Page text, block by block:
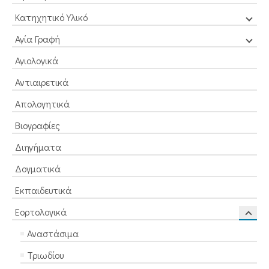
Κατηχητικό Υλικό
Αγία Γραφή
Αγιολογικά
Αντιαιρετικά
Απολογητικά
Βιογραφίες
Διηγήματα
Δογματικά
Εκπαιδευτικά
Εορτολογικά
Αναστάσιμα
Τριωδίου